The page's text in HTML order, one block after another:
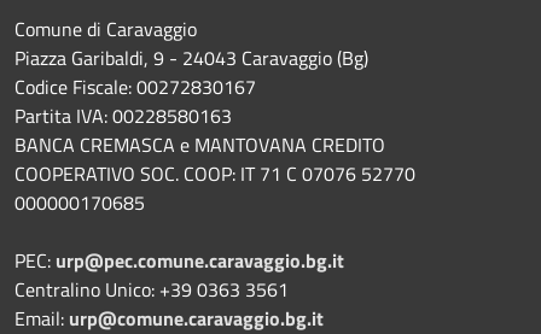
Comune di Caravaggio
Piazza Garibaldi, 9 - 24043 Caravaggio (Bg)
Codice Fiscale: 00272830167
Partita IVA: 00228580163
BANCA CREMASCA e MANTOVANA CREDITO
COOPERATIVO SOC. COOP: IT 71 C 07076 52770
000000170685
PEC: urp@pec.comune.caravaggio.bg.it
Centralino Unico: +39 0363 3561
Email: urp@comune.caravaggio.bg.it